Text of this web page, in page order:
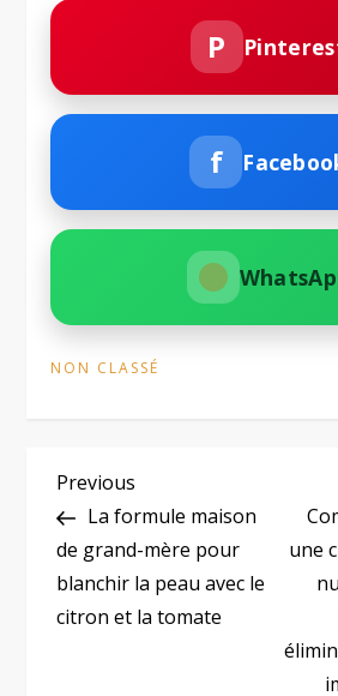
P
f
NON CLASSÉ
N
a
v
Previous
Post
Previous
La formule maison
de grand-mère pour
blanchir la peau avec le
citron et la tomate
une